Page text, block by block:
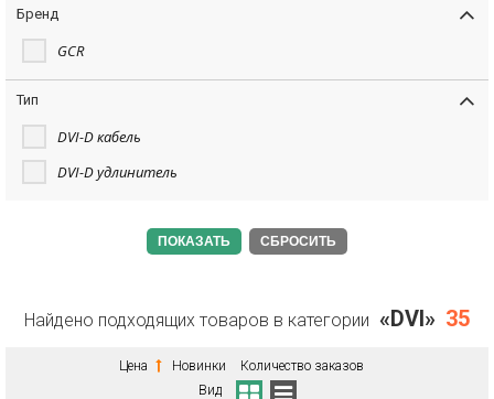
Бренд
GCR
Тип
DVI-D кабель
DVI-D удлинитель
СБРОСИТЬ
Найдено подходящих товаров в категории «DVI» 35
Цена Новинки
Количество заказов
Вид